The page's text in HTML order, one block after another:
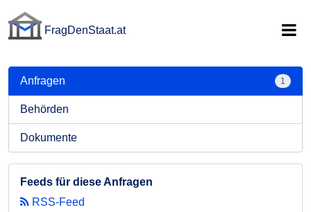
FragDenStaat.at
Anfragen 1
Behörden
Dokumente
Feeds für diese Anfragen
RSS-Feed